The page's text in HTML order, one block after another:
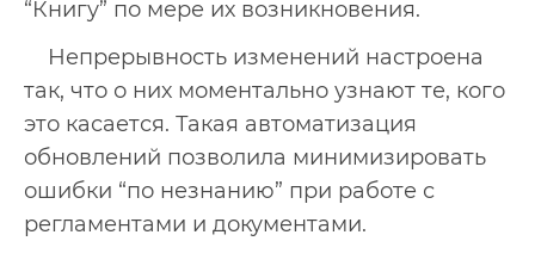
“Книгу” по мере их возникновения.
Непрерывность изменений настроена
так, что о них моментально узнают те, кого
это касается. Такая автоматизация
обновлений позволила минимизировать
ошибки “по незнанию” при работе с
регламентами и документами.